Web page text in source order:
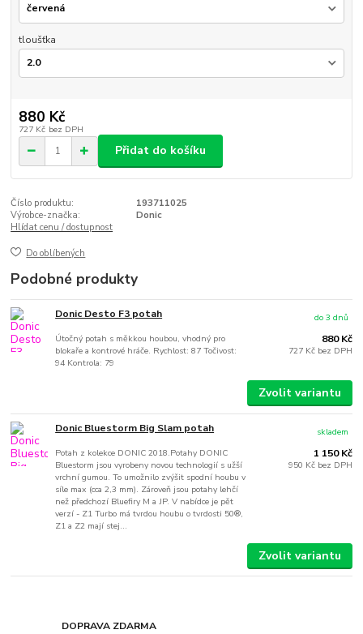
tloušťka
880 Kč
727 Kč bez DPH
Přidat do košíku
Číslo produktu:
193711025
Výrobce-značka:
Donic
Hlídat cenu / dostupnost
Do oblíbených
Podobné produkty
Donic Desto F3 potah
Útočný potah s měkkou houbou, vhodný pro
blokaře a kontrové hráče. Rychlost: 87 Točivost:
94 Kontrola: 79
880 Kč
727 Kč bez DPH
do 3 dnů
Zvolit variantu
Donic Bluestorm Big Slam potah
Potah z kolekce DONIC 2018.Potahy DONIC
Bluestorm jsou vyrobeny novou technologií s užší
vrchní gumou. To umožnilo zvýšit spodní houbu v
síle max (cca 2,3 mm). Zároveň jsou potahy lehčí
než předchozí Bluefiry M a JP. V nabídce je pět
verzí - Z1 Turbo má tvrdou houbu o tvrdosti 50®,
Z1 a Z2 mají stej...
1 150 Kč
950 Kč bez DPH
skladem
Zvolit variantu
DOPRAVA ZDARMA